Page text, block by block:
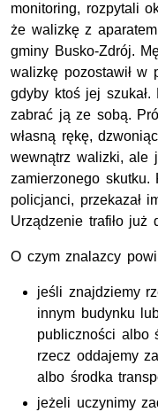
monitoring, rozpytali
że walizkę z
gminy Busko-Zdrój.
walizkę pozostawił w
gdyby ktoś jej szukał.
zabrać ją ze sobą.
własną rękę,
wewnątrz walizki, ale
zamierzonego
policjanci, przekazał
Urządzenie trafiło już
O czym znalazcy
jeśli znajdziemy
innym budynku
publiczności albo
rzecz oddajemy
albo środka
jeżeli uczynimy